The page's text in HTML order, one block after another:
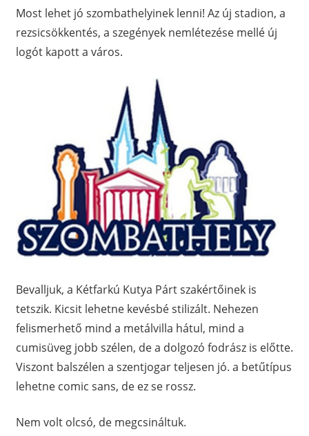
Most lehet jó szombathelyinek lenni! Az új stadion, a
rezsicsökkentés, a szegények nemlétezése mellé új
logót kapott a város.
Bevalljuk, a Kétfarkú Kutya Párt szakértőinek is
tetszik. Kicsit lehetne kevésbé stilizált. Nehezen
felismerhető mind a metálvilla hátul, mind a
cumisüveg jobb szélen, de a dolgozó fodrász is előtte.
Viszont balszélen a szentjogar teljesen jó. a betűtípus
lehetne comic sans, de ez se rossz.
Nem volt olcsó, de megcsináltuk.